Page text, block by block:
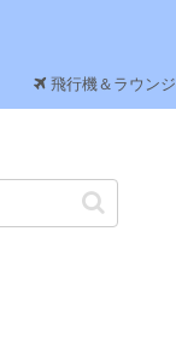
飛行機＆ラウンジ